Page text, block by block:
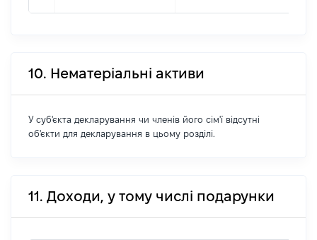
10. Нематеріальні активи
У суб'єкта декларування чи членів його сім'ї відсутні
об'єкти для декларування в цьому розділі.
11. Доходи, у тому числі подарунки